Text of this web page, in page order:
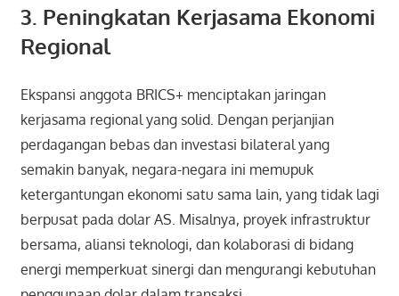
3. Peningkatan Kerjasama Ekonomi
Regional
Ekspansi anggota BRICS+ menciptakan jaringan
kerjasama regional yang solid. Dengan perjanjian
perdagangan bebas dan investasi bilateral yang
semakin banyak, negara-negara ini memupuk
ketergantungan ekonomi satu sama lain, yang tidak lagi
berpusat pada dolar AS. Misalnya, proyek infrastruktur
bersama, aliansi teknologi, dan kolaborasi di bidang
energi memperkuat sinergi dan mengurangi kebutuhan